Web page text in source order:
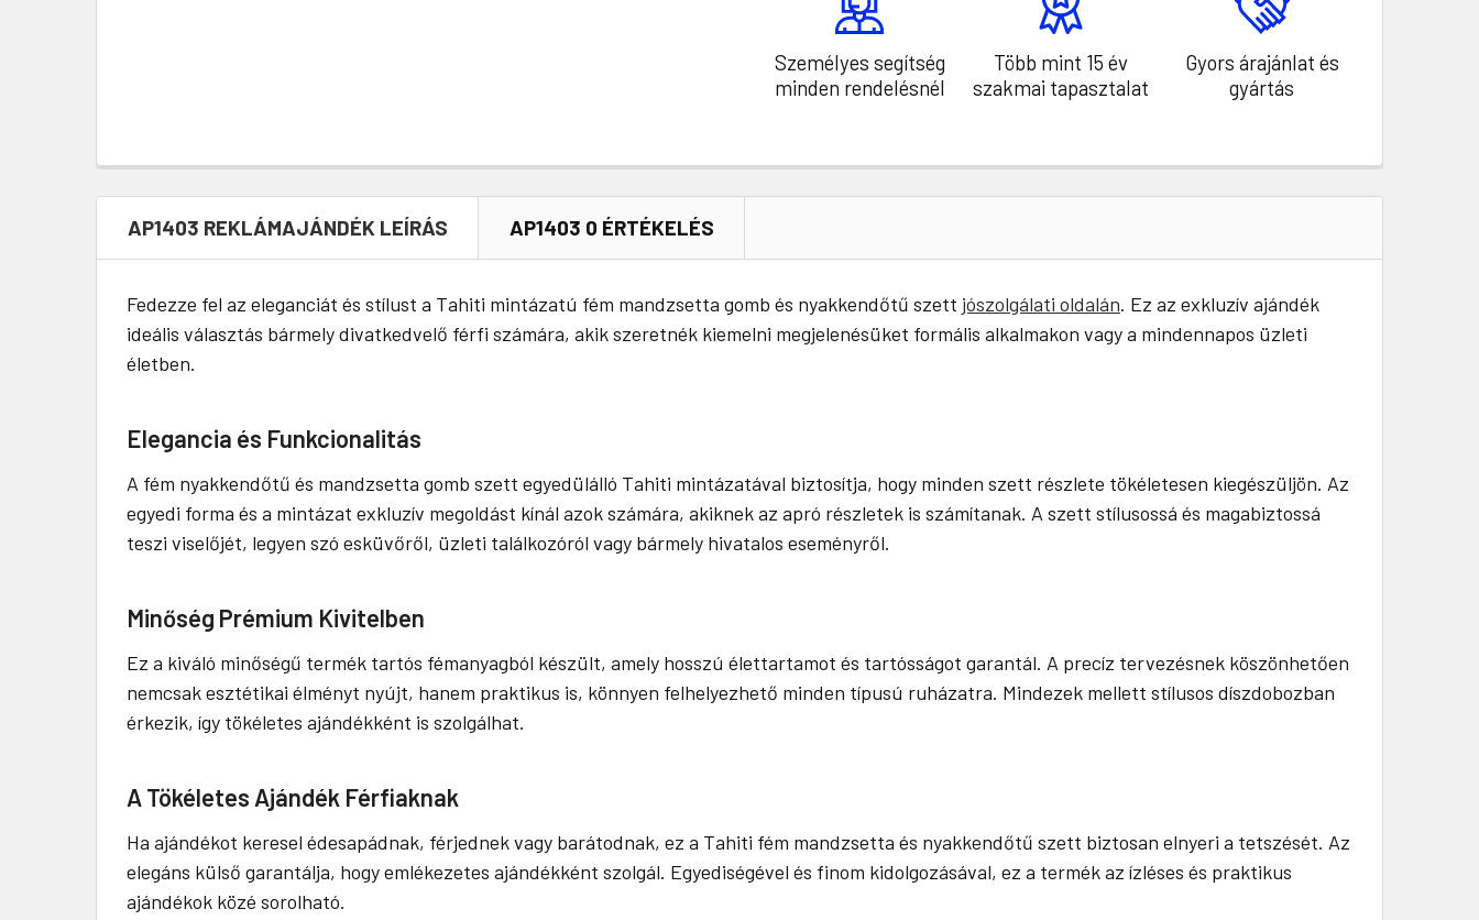
Személyes segítség
minden rendelésnél
Több mint 15 év
szakmai tapasztalat
Gyors árajánlat és
gyártás
AP1403 REKLÁMAJÁNDÉK LEÍRÁS AP1403 0 ÉRTÉKELÉS
Fedezze fel az eleganciát és stílust a Tahiti mintázatú fém mandzsetta gomb és nyakkendőtű szett jószolgálati oldalán. Ez az exkluzív ajándék
ideális választás bármely divatkedvelő férfi számára, akik szeretnék kiemelni megjelenésüket formális alkalmakon vagy a mindennapos üzleti
életben.
Elegancia és Funkcionalitás
A fém nyakkendőtű és mandzsetta gomb szett egyedülálló Tahiti mintázatával biztosítja, hogy minden szett részlete tökéletesen kiegészüljön. Az
egyedi forma és a mintázat exkluzív megoldást kínál azok számára, akiknek az apró részletek is számítanak. A szett stílusossá és magabiztossá
teszi viselőjét, legyen szó esküvőről, üzleti találkozóról vagy bármely hivatalos eseményről.
Minőség Prémium Kivitelben
Ez a kiváló minőségű termék tartós fémanyagból készült, amely hosszú élettartamot és tartósságot garantál. A precíz tervezésnek köszönhetően
nemcsak esztétikai élményt nyújt, hanem praktikus is, könnyen felhelyezhető minden típusú ruházatra. Mindezek mellett stílusos díszdobozban
érkezik, így tökéletes ajándékként is szolgálhat.
A Tökéletes Ajándék Férfiaknak
Ha ajándékot keresel édesapádnak, férjednek vagy barátodnak, ez a Tahiti fém mandzsetta és nyakkendőtű szett biztosan elnyeri a tetszését. Az
elegáns külső garantálja, hogy emlékezetes ajándékként szolgál. Egyediségével és finom kidolgozásával, ez a termék az ízléses és praktikus
ajándékok közé sorolható.